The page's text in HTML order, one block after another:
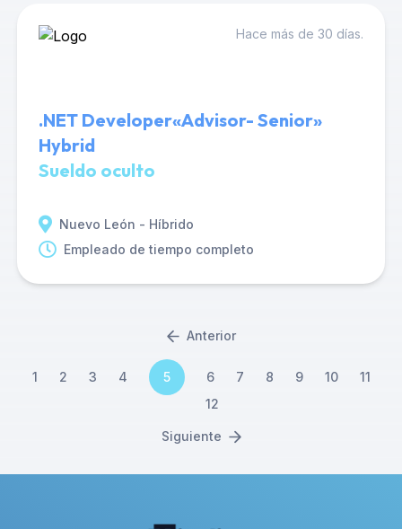
Hace más de 30 días.
.NET Developer«Advisor- Senior»
Hybrid
Sueldo oculto
Nuevo León - Híbrido
Empleado de tiempo completo
Anterior
1 2 3 4 5 6 7 8 9 10
11
12
Siguiente